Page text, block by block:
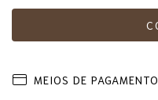
MEIOS DE PAGAMENTO